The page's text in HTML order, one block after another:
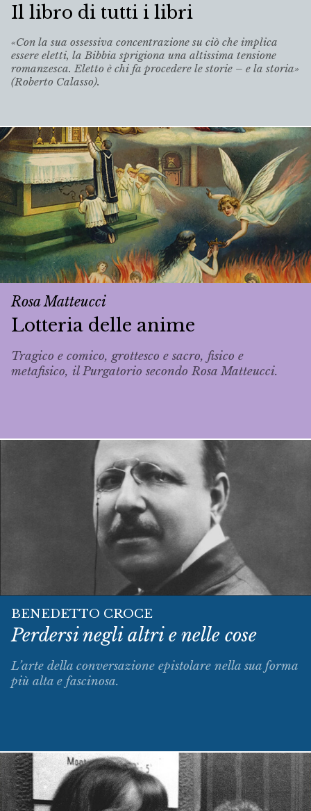
Il libro di tutti i libri
«Con la sua ossessiva concentrazione su ciò che implica
essere eletti, la Bibbia sprigiona una altissima tensione
romanzesca. Eletto è chi fa procedere le storie – e la storia»
(Roberto Calasso).
Rosa Matteucci
Lotteria delle anime
Tragico e comico, grottesco e sacro, fisico e
metafisico, il Purgatorio secondo Rosa Matteucci.
BENEDETTO CROCE
Perdersi negli altri e nelle cose
L’arte della conversazione epistolare nella sua forma
più alta e fascinosa.